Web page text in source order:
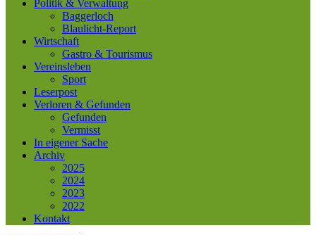
Politik & Verwaltung
Baggerloch
Blaulicht-Report
Wirtschaft
Gastro & Tourismus
Vereinsleben
Sport
Leserpost
Verloren & Gefunden
Gefunden
Vermisst
In eigener Sache
Archiv
2025
2024
2023
2022
Kontakt